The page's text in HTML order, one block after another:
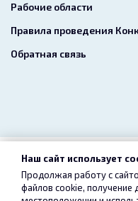
Рабочие области
Правила проведения
Обратная связь
2026
Пользовательское
Наш сайт использует
Продолжая работу с
файлов cookie, получение